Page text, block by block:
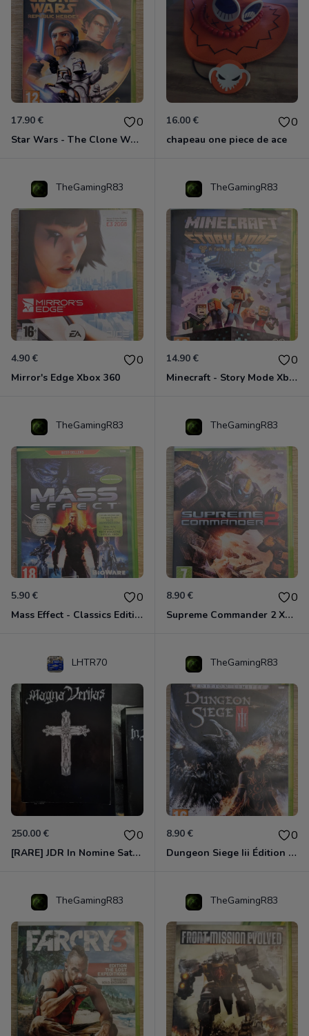
17.90 € 0
Star Wars - The Clone Wars - Les Héros De La République Xbox 360
16.00 € 0
chapeau one piece de ace
TheGamingR83
4.90 € 0
Mirror's Edge Xbox 360
TheGamingR83
14.90 € 0
Minecraft - Story Mode Xbox 360
TheGamingR83
5.90 € 0
Mass Effect - Classics Edition Xbox 360
TheGamingR83
8.90 € 0
Supreme Commander 2 Xbox 360
LHTR70
250.00 € 0
[RARE] JDR In Nomine Satanis / Magna Veritas – 1ère Édition BOÎTE (DOS BLANC, 1989) - CROC / Siroz
TheGamingR83
8.90 € 0
Dungeon Siege Iii Édition Limitée - Vf Intégrale Xbox 360
TheGamingR83 TheGamingR83